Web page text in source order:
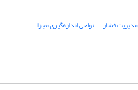
مدیریت فشار
نواحی اندازه‌گیری مجزا